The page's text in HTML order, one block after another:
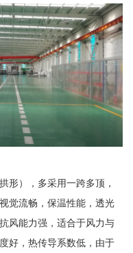
形），多采用一跨多顶，
觉流畅，保温性能，透光
风能力强，适合于风力与
好，热传导系数低，由于